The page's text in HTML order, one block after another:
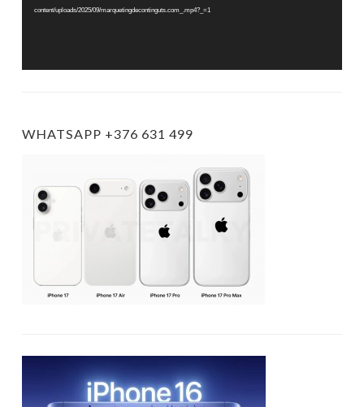
content/uploads/2025/09/marquetingdecontinguts.com_.mp4?_=1
WHATSAPP +376 631 499